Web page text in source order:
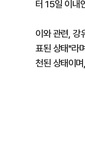
터 15일 이내
이와 관련, 강
표된 상태"라
천된 상태이